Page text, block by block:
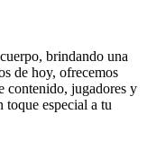
brindando una
de hoy, ofrecemos
contenido, jugadores y
toque especial a tu